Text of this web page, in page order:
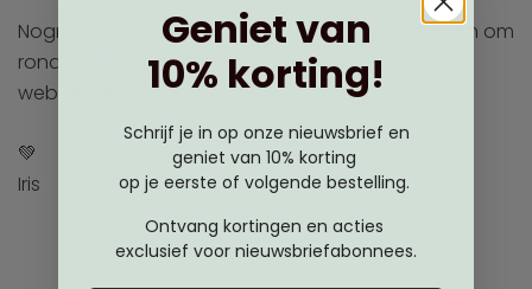
Nogmaals bedankt voor je bezoek, voel je welkom om
rond te kijken en veel plezier met bestellen in onze
webwinkel.
💚
Iris
Geniet van
10% korting!
Schrijf je in op onze nieuwsbrief en
geniet van 10% korting
op je eerste of volgende bestelling.
Ontvang kortingen en acties
exclusief voor nieuwsbriefabonnees.